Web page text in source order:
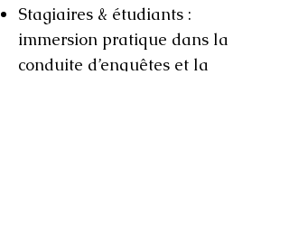
Stagiaires & étudiants :
immersion pratique dans la
conduite d’enquêtes et la